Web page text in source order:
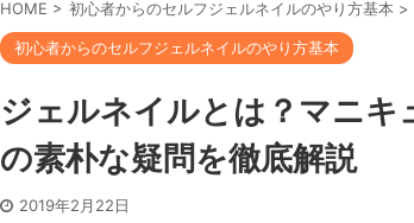
HOME > 初心者からのセルフジェルネイルのやり方基本 >
初心者からのセルフジェルネイルのやり方基本
ジェルネイルとは？マニ
の素朴な疑問を徹底解説
2019年2月22日